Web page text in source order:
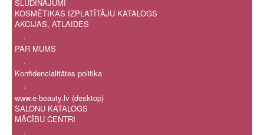
SLUDINĀJUMI
KOSMĒTIKAS IZPLATĪTĀJU KATALOGS
AKCIJAS, ATLAIDES
.
PAR MUMS
.
Konfidencialitātes politika
.
www.e-beauty.lv (desktop)
SALONU KATALOGS
MĀCĪBU CENTRI
.